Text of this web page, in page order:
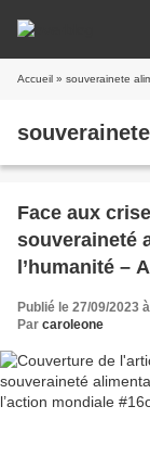
Accueil » souverainete
Face aux
souveraineté
l’humanité –
Publié le 27/09/2023
Par caroleone